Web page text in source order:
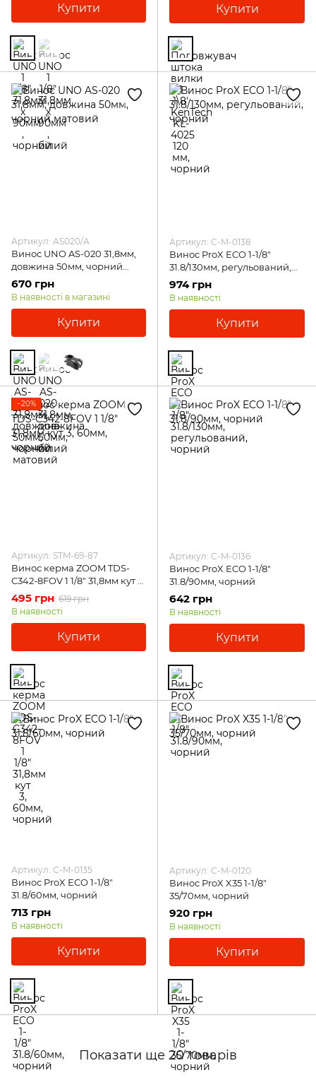
Купити Купити
Артикул: AS020/A
Винос UNO AS-020 31,8мм,
довжина 50мм, чорний
матовий
670 грн
В наявності в магазині
Купити
Артикул: C-M-0138
Винос ProX ECO 1-1/8"
31.8/130мм, регульований,
чорний
974 грн
В наявності
Купити
−20%
Артикул: STM-69-87
Винос керма ZOOM TDS-
C342-8FOV 1 1/8" 31,8мм кут 3,
60мм, чорний
495 грн 619 грн
В наявності
Купити
Артикул: C-M-0136
Винос ProX ECO 1-1/8"
31.8/90мм, чорний
642 грн
В наявності
Купити
Артикул: C-M-0135
Винос ProX ECO 1-1/8"
31.8/60мм, чорний
713 грн
В наявності
Купити
Артикул: C-M-0120
Винос ProX X35 1-1/8"
35/70мм, чорний
920 грн
В наявності
Купити
Показати ще 20 товарів